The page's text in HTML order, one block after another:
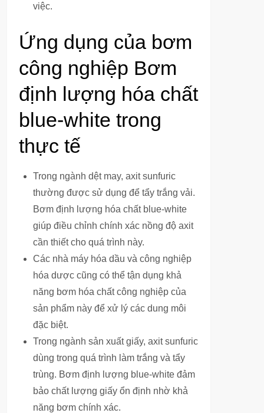
việc.
Ứng dụng của bơm
công nghiệp Bơm
định lượng hóa chất
blue-white trong
thực tế
Trong ngành dệt may, axit sunfuric
thường được sử dụng để tẩy trắng vải.
Bơm định lượng hóa chất blue-white
giúp điều chỉnh chính xác nồng độ axit
cần thiết cho quá trình này.
Các nhà máy hóa dầu và công nghiệp
hóa dược cũng có thể tận dụng khả
năng bơm hóa chất công nghiệp của
sản phẩm này để xử lý các dung môi
đặc biệt.
Trong ngành sản xuất giấy, axit sunfuric
dùng trong quá trình làm trắng và tẩy
trùng. Bơm định lượng blue-white đảm
bảo chất lượng giấy ổn định nhờ khả
năng bơm chính xác.